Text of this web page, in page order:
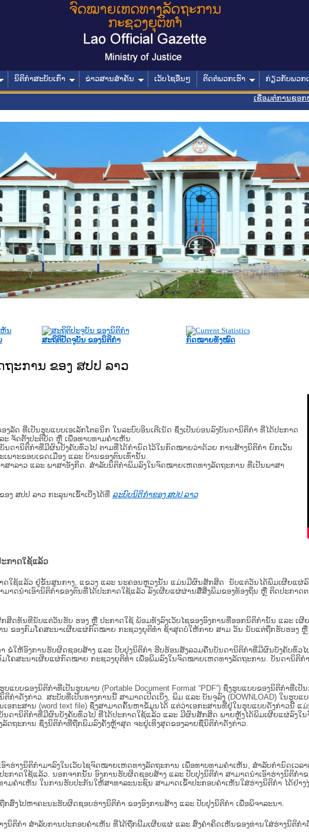
ນິຕິກໍາສະບັບເກົ່າ ຂ່າວສານສໍາຄັນ ເວັບໄຊອື່ນໆ ຕິດຕໍ່ພວກເຮົາ ກ່ຽວກັບພວກ
ເຊື່ອມຕໍ່ການຊອ
ກະຊວງຍຸຕິທຳ
ສະຖິຕິປັດຈຸບັນ ຂອງນິຕິກໍາ ກົດໝາຍທັງໝົດ
ະການ ຂອງ ສປປ ລາວ
ດ ທີ່​ເປັນ​ຮູບ​ແບບ​ເອ​ເລັກ​ໂຕ​ຣ​ນິກ ໃນ​ລະ​ບົບ​ອິນ​ເຕີ​ເນັດ ຊຶ່ງ​ເປັນ​ບ່ອນ​ລົງ​ບັນ​ດາ​ນິ​ຕິ​ກຳ ທີ່ໄດ້ປະກາດ
ຈັດ​ຕັ້ງ​ປະ​ຕິ​ບັດ ຫຼື ເພື່ອທາບທາມຄໍາເຫັນ.
ດາ​ນິ​ຕິ​ກຳ​ທີ່​ມີ​ຜົນ​ບັງ​ຄັບ​ທົ່ວ​ໄປ ຕາມ​ທີ່​ໄດ້​ກຳ​ນົດ​ໄວ້​ໃນ​ກົດ​ໝາຍ​ວ່າ​ດ້ວຍ​ ການ​ສ້າງ​ນິ​ຕິ​ກຳ ຍົກ​ເວັ້ນ​
າະ​ຂອບ​ເຂດ​ເມືອງ ແລະ ບ້ານ​ຂອງ​ຕົນ​ເທົ່າ​ນັ້ນ.
າລາວ ແລະ ພາສາອັງກິດ. ສໍາລັບນິຕິກຳພິມລົງໃນຈົດໝາຍເຫດທາງລັດຖະການ ທີ່ເປັນພາສາ
ງ ສປປ ລາວ ກະລຸນາເຂົ້າເບີ່ງໄດ້ທີ່ ລະບົບນິຕິກຳຂອງ ສປປ ລາວ
ກາດໃຊ້ແລ້ວ
ໃຊ້ແລ້ວ ຢູ່ຂັ້ນ​ສູນ​ກາງ, ແຂວງ ແລະ ນະຄອນຫຼວງນັ້ນ ແມ່ນມີຜົນສັກສິດ ນັບ​ແຕ່​ວັນໄດ້ພິມເຜີຍແຜ່ລົ
ດນຳເອົານິຕິກຳຂອງຕົນທີ່ໄດ້ປະກາດໃຊ້ແລ້ວ ລົງ​ເຜີຍແຜ່​ຜ່ານ​ສື່ສິ່ງພິມຂອງທ້ອງຖິ່ນ ຫຼື ຕິດປະກາດ
ດທັນທີນັບແຕ່ວັນຮັບ ຮອງ ຫຼື ປະກາດໃຊ້ ພ້ອມທັງລົງເວັບໄຊຂອງອົງການທີ່ອອກນິຕິກໍານັ້ນ ແລະ ເ
ຂອງກົມໂຄສະນາເຜີຍແຜ່ກົດໝາຍ ກະຊວງຍຸຕິທໍາ ຊ້າສຸດບໍ່ໃຫ້ກາຍ ສາມ ວັນ ນັບແຕ່ຖືກຮັບຮອງ ຫຼື
ໃຫ້ອົງ​ການ​ຮັບ​ຜິດ​ຊອບ​ສ້າງ ແລະ ປັບ​ປຸງນິ​ຕິ​ກຳ ຮີບຮ້ອນສັງລວມຄືນບັນດານິຕິກໍາທີ່ມີຜົນບັງຄັບທົ່ວ
ໂຄສະນາເຜີຍແຜ່ກົດໝາຍ ກະຊວງຍຸຕິທໍາ ເພື່ອພິມລົງໃນຈົດໝາຍເຫດທາງລັດຖະການ. ບັນ​ດາ​ນິ​ຕິ​ກ
ບຂອງນິຕິກໍາທີ່ເປັນຮູບພາບ (Portable Document Format “PDF”) ຊຶ່ງຮູບແບບຂອງນິຕິກໍາທີ່ເ
ຳດັ່ງກ່າວ. ສະບັບທີ່ເປັນທາງການນີ້ ສາມາດເປີດເບິ່ງ, ພິມ ແລະ ບັນຈຸລົງ (DOWNLOAD) ໃນຮູບແ
ອກະສານ (word text file) ຊຶ່ງສາມາດຄົ້ນຫາຂໍ້ມູນໄດ້ ແຕ່ວ່າເອກະສານທີ່ຢູ່ໃນຮູບແບບດັ່ງກ່າວນີ້ ແມ່
ານິຕິກຳທີ່ມີຜົນບັງຄັບທົ່ວໄປ ທີ່ໄດ້ປະກາດໃຊ້ແລ້ວ ແລະ ມີຜົນສັກສິດ ພາຍຫຼັງໄດ້ພິມເຜີຍແຜ່ລົງໃ
ຖະການ ຊຶ່ງນິຕິກຳທີ່ຖືກພິມລົງຄັ້ງຫຼ້າສຸດ ຈະຢູ່ເທິງສຸດຂອງລາຍຊື່ນິຕິກໍາດັ່ງກ່າວ.
ຮ່າງນິຕິກຳມາລົງໃນ​ເວັບ​ໄຊຈົດໝາຍເຫດທາງລັດຖະການ ເພື່ອທາບທາມຄຳເຫັນ, ສໍາລັບກໍານົດເວ
າດໃຊ້ແລ້ວ. ນອກຈາກນັ້ນ ອົງການຮັບຜິດຊອບສ້າງ ແລະ ປັບປຸງນິຕິກໍາ ສາມາດນຳເອົາຮ່າງນິຕິກຳຂອ
ຄໍາເຫັນ ໃນການຮັບປະກັນໃຫ້ສາທາລະນະຊົນ ສາມາດເຂົ້າປະກອບຄໍາເຫັນໃສ່ຮ່າງນິຕິກຳ ໄດ້ຢ່າງງ່
ງໄປຫາຄະນະຮັບຜິດຊອບຮ່າງນິຕິກຳ ຂອງອົງການສ້າງ ແລະ ປັບປຸງນິຕິກຳ ເພື່ອພິຈາລະນາ.
ງນິຕິກໍາ ສໍາລັບການປະກອບຄຳເຫັນ ທີ່ໄດ້ຖືກພີມເຜີຍແຜ່ ແລະ ສົ່ງຄຳຄິດເຫັນຂອງທ່ານໃສ່ຮ່າງນິຕິກຳ